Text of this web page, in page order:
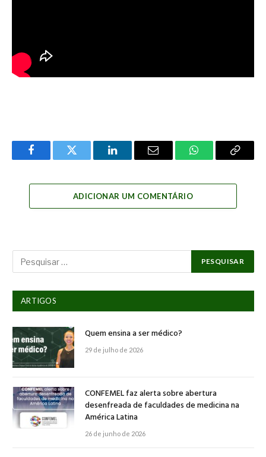
FacebookTwitter LinkedInEmail WhatsAppCopy
ADICIONAR UM COMENTÁRIO
ARTIGOS
Quem ensina a ser médico?
29 de julho de 2026
CONFEMEL faz alerta sobre abertura
desenfreada de faculdades de medicina na
América Latina
26 de junho de 2026